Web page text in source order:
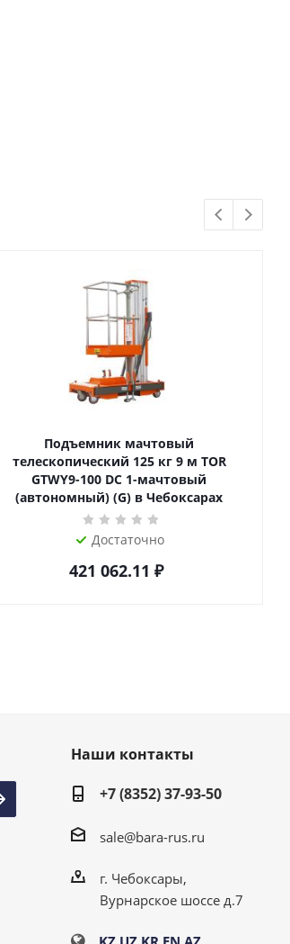
Подъемник мачтовый
телескопический 125 кг 9 м TOR
GTWY9-100 DC 1-мачтовый
(автономный) (G) в Чебоксарах
Достаточно
421 062.11 ₽
Наши контакты
+7 (8352) 37-93-50
sale@bara-rus.ru
г. Чебоксары,
Вурнарское шоссе д.7